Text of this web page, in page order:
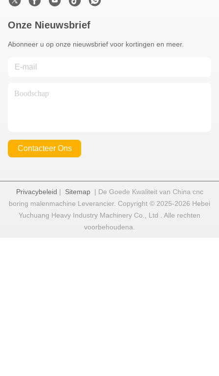
Onze Nieuwsbrief
Abonneer u op onze nieuwsbrief voor kortingen en meer.
Contacteer Ons
Privacybeleid | Sitemap| De Goede Kwaliteit van China cnc
boring malenmachine Leverancier. Copyright © 2025-2026 Hebei
Yuchuang Heavy Industry Machinery Co., Ltd . Alle rechten
voorbehoudena.